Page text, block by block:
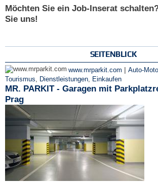
Möchten Sie ein Job-Inserat
Sie uns!
SEITENBLICK
www.mrparkit.com | Auto-
Tourismus, Dienstleistungen, Einkaufen
MR. PARKIT - Garagen mit
Prag